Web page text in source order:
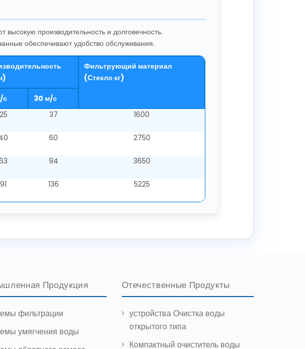
производительность и долговечность.
обеспечивают удобство обслуживания.
Фильтрующий материал
(Стекло кг)
с
30 м/с
25 37 1600
60 2750
94 3650
91 136 5225
Продукция
фильтрации
умягчения воды
Отечественные Продукты
устройства Очистка воды
открытого типа
Компактный очиститель воды